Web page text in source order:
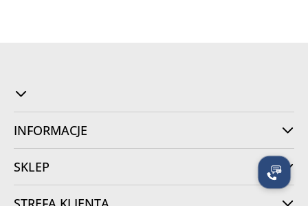
INFORMACJE
SKLEP